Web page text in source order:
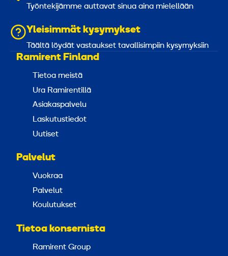
Työntekijämme auttavat sinua aina mielellään
Yleisimmät kysymykset
Täältä löydät vastaukset tavallisimpiin kysymyksiin
Ramirent Finland
Tietoa meistä
Ura Ramirentillä
Asiakaspalvelu
Laskutustiedot
Uutiset
Palvelut
Vuokraa
Palvelut
Koulutukset
Tietoa konsernista
Ramirent Group